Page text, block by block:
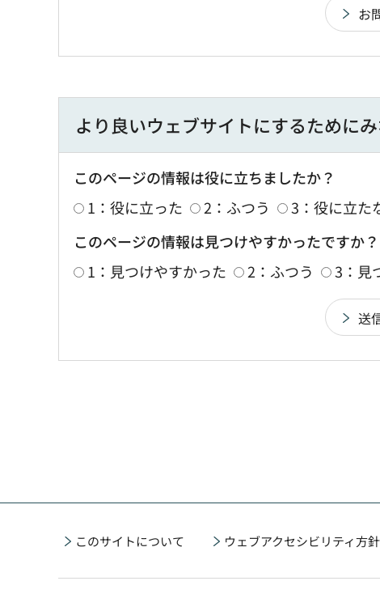
より良いウェブサイトにするために
このページの情報は役に立ちましたか？
1：役に立った
2：ふつう
3：役に立た
このページの情報は見つけやすかったですか？
1：見つけやすかった
2：ふつう 3：見
このサイトについて ウェブアクセシビリティ方針